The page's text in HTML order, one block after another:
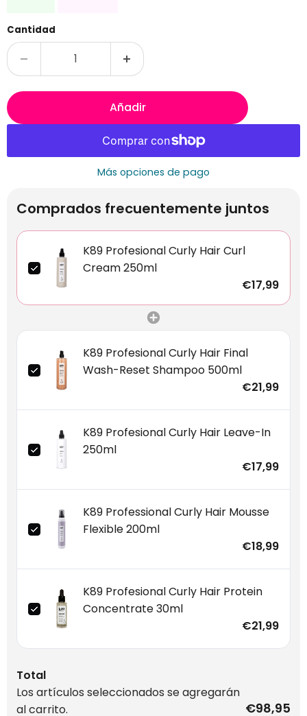
Cantidad
Añadir
Más opciones de pago
Comprados frecuentemente juntos
K89 Profesional Curly Hair Curl
Cream 250ml
€17,99
K89 Profesional Curly Hair Final
Wash-Reset Shampoo 500ml
€21,99
K89 Profesional Curly Hair Leave-In
250ml
€17,99
K89 Professional Curly Hair Mousse
Flexible 200ml
€18,99
K89 Profesional Curly Hair Protein
Concentrate 30ml
€21,99
Total
Los artículos seleccionados se agregarán
al carrito.
€98,95